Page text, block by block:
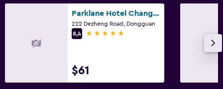
Parklane Hotel Changan
222 Dezheng Road, Dongguan
8,4
5 estrellas
$61